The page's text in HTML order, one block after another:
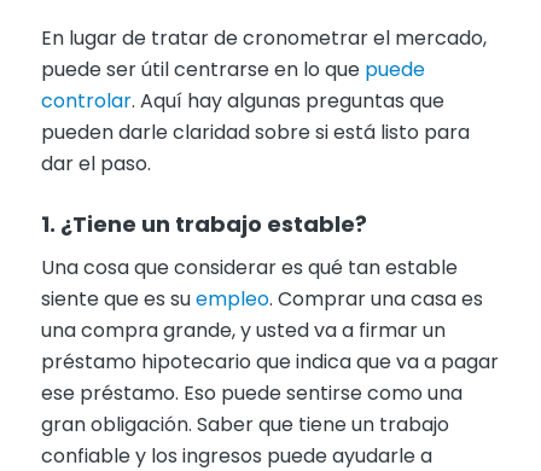
En lugar de tratar de cronometrar el mercado,
puede ser útil centrarse en lo que puede
controlar. Aquí hay algunas preguntas que
pueden darle claridad sobre si está listo para
dar el paso.
1. ¿Tiene un trabajo estable?
Una cosa que considerar es qué tan estable
siente que es suempleo. Comprar una casa es
una compra grande, y usted va a firmar un
préstamo hipotecario que indica que va a pagar
ese préstamo. Eso puede sentirse como una
gran obligación. Saber que tiene un trabajo
confiable y los ingresos puede ayudarle a